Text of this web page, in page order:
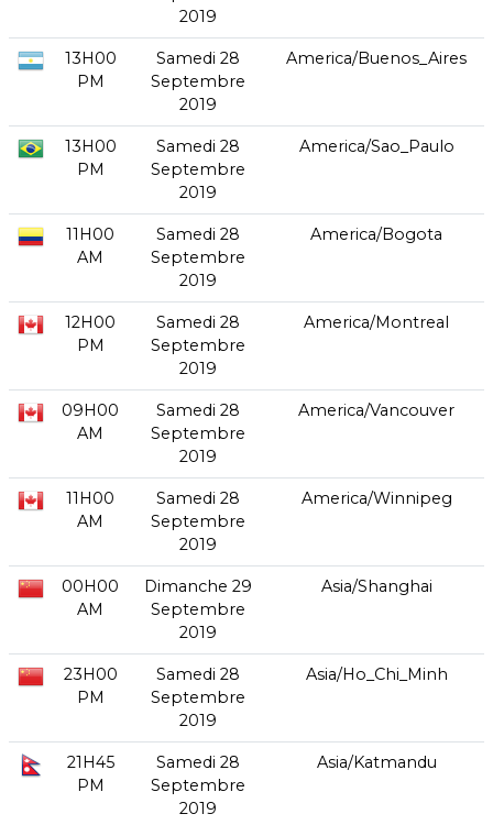
2019
13H00
PM
Samedi 28
Septembre
2019
America/Buenos_Aires
13H00
PM
Samedi 28
Septembre
2019
America/Sao_Paulo
11H00
AM
Samedi 28
Septembre
2019
America/Bogota
12H00
PM
Samedi 28
Septembre
2019
America/Montreal
09H00
AM
Samedi 28
Septembre
2019
America/Vancouver
11H00
AM
Samedi 28
Septembre
2019
America/Winnipeg
00H00
AM
Dimanche 29
Septembre
2019
Asia/Shanghai
23H00
PM
Samedi 28
Septembre
2019
Asia/Ho_Chi_Minh
21H45
PM
Samedi 28
Septembre
2019
Asia/Katmandu